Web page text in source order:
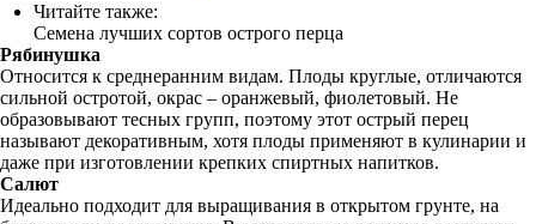
Читайте также:
Семена лучших сортов острого перца
Рябинушка
Относится к среднеранним видам. Плоды круглые, отличаются
сильной остротой, окрас – оранжевый, фиолетовый. Не
образовывают тесных групп, поэтому этот острый перец
называют декоративным, хотя плоды применяют в кулинарии и
даже при изготовлении крепких спиртных напитков.
Салют
Идеально подходит для выращивания в открытом грунте, на